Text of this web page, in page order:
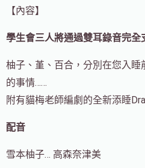
【內容】
學生會三人將通過雙耳錄音完全
柚子、堇、百合，分別在您入
的事情……
附有貓梅老師編劇的全新添睡
配音
雪本柚子… 高森奈津美